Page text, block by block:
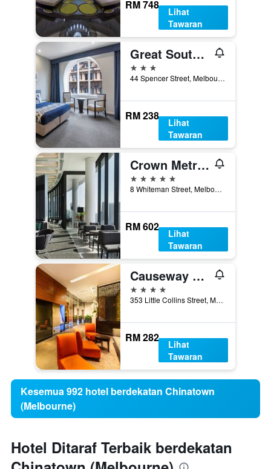
RM 748
Lihat
Tawaran
Great Southern Hotel Melbourne
3 bintang
44 Spencer Street, Melbourne, VIC, Australia
RM 238
Lihat
Tawaran
Crown Metropol Melbourne
5 bintang
8 Whiteman Street, Melbourne, VIC, Australia
RM 602
Lihat
Tawaran
Causeway 353 Hotel
4 bintang
353 Little Collins Street, Melbourne, VIC, Australia
RM 282
Lihat
Tawaran
Kesemua 992 hotel berdekatan Chinatown
(Melbourne)
Hotel Ditaraf Terbaik berdekatan